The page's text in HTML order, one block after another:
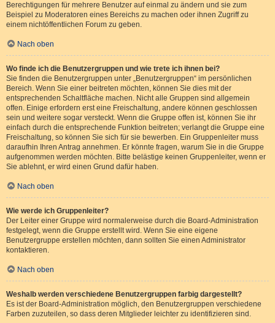
Berechtigungen für mehrere Benutzer auf einmal zu ändern und sie zum
Beispiel zu Moderatoren eines Bereichs zu machen oder ihnen Zugriff zu
einem nichtöffentlichen Forum zu geben.
Nach oben
Wo finde ich die Benutzergruppen und wie trete ich ihnen bei?
Sie finden die Benutzergruppen unter „Benutzergruppen“ im persönlichen
Bereich. Wenn Sie einer beitreten möchten, können Sie dies mit der
entsprechenden Schaltfläche machen. Nicht alle Gruppen sind allgemein
offen. Einige erfordern erst eine Freischaltung, andere können geschlossen
sein und weitere sogar versteckt. Wenn die Gruppe offen ist, können Sie ihr
einfach durch die entsprechende Funktion beitreten; verlangt die Gruppe eine
Freischaltung, so können Sie sich für sie bewerben. Ein Gruppenleiter muss
daraufhin Ihren Antrag annehmen. Er könnte fragen, warum Sie in die Gruppe
aufgenommen werden möchten. Bitte belästige keinen Gruppenleiter, wenn er
Sie ablehnt, er wird einen Grund dafür haben.
Nach oben
Wie werde ich Gruppenleiter?
Der Leiter einer Gruppe wird normalerweise durch die Board-Administration
festgelegt, wenn die Gruppe erstellt wird. Wenn Sie eine eigene
Benutzergruppe erstellen möchten, dann sollten Sie einen Administrator
kontaktieren.
Nach oben
Weshalb werden verschiedene Benutzergruppen farbig dargestellt?
Es ist der Board-Administration möglich, den Benutzergruppen verschiedene
Farben zuzuteilen, so dass deren Mitglieder leichter zu identifizieren sind.